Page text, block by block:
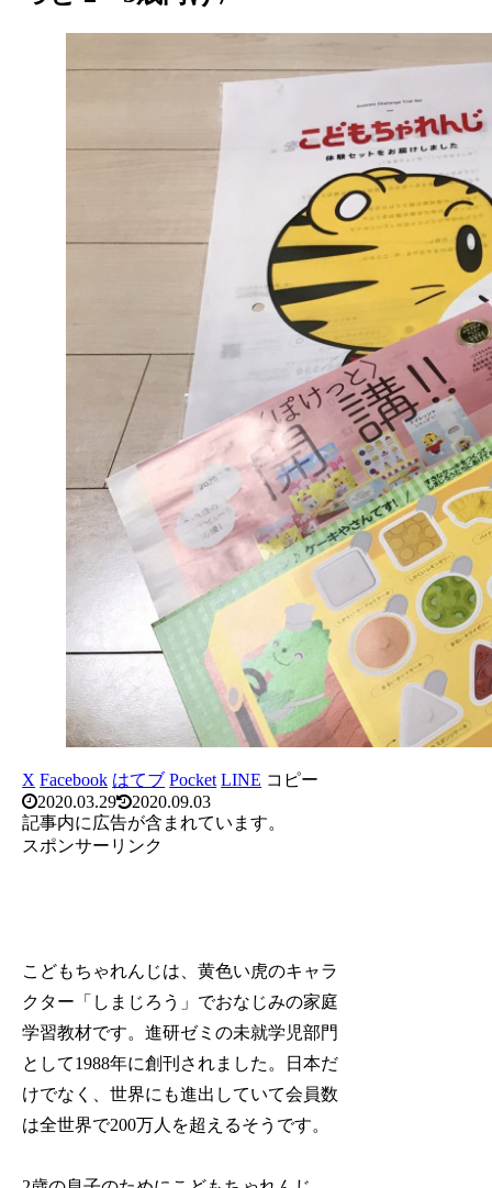
X Facebook はてブ Pocket LINE コピー
2020.03.29
2020.09.03
記事内に広告が含まれています。
スポンサーリンク
こどもちゃれんじは、黄色い虎のキャラ
クター「しまじろう」でおなじみの家庭
学習教材です。進研ゼミの未就学児部門
として1988年に創刊されました。日本だ
けでなく、世界にも進出していて会員数
は全世界で200万人を超えるそうです。